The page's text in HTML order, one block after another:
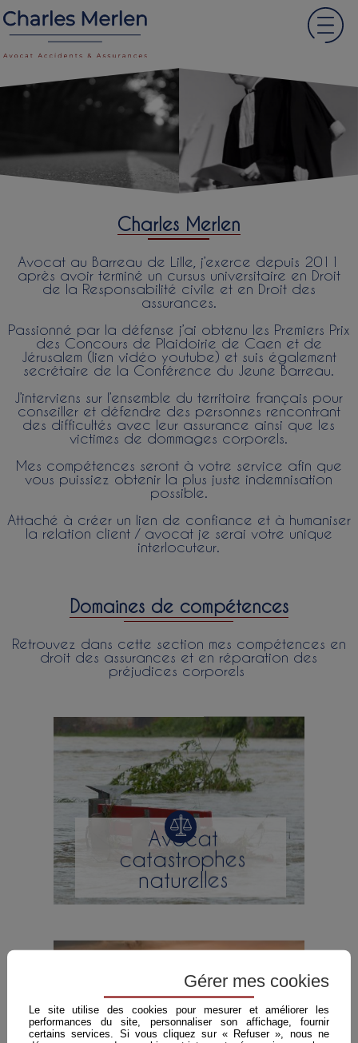
Charles Merlen
Avocat au Barreau de Lille, j’exerce depuis 2011
après avoir terminé un cursus universitaire en Droit
de la Responsabilité civile et en Droit des
assurances.
Passionné par la défense j’ai obtenu les Premiers Prix
des Concours de Plaidoirie de Caen et de
Jérusalem (lien vidéo youtube) et suis également
secrétaire de la Conférence du Jeune Barreau.
J’interviens sur l’ensemble du territoire français pour
conseiller et défendre des personnes rencontrant
des difficultés avec leur assurance ainsi que les
victimes de dommages corporels.
Mes compétences seront à votre service afin que
vous puissiez obtenir la plus juste indemnisation
possible.
Attaché à créer un lien de confiance et à humaniser
la relation client / avocat je serai votre unique
interlocuteur.
Domaines de compétences
Retrouvez dans cette section mes compétences en
droit des assurances et en réparation des
préjudices corporels
Avocat
catastrophes
naturelles
Gérer mes cookies
Le site utilise des cookies pour mesurer et améliorer les
performances du site, personnaliser son affichage, fournir
certains services. Si vous cliquez sur « Refuser », nous ne